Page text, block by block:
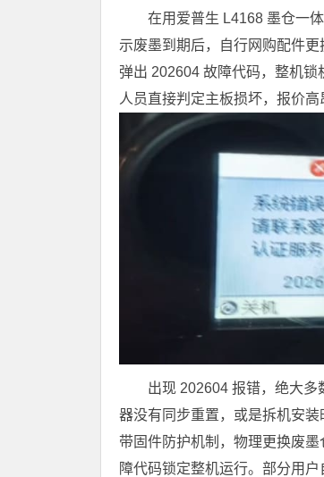
在用爱普生 L4168 墨仓一
示废墨到期后，自行网购配件
弹出 202604 故障代码，整机
人员直接判定主板损坏，报价
出现 202604 报错，绝大
器没有同步重置，或是拆机安
带固件防护机制，物理更换废
障代码锁定整机运行。部分用